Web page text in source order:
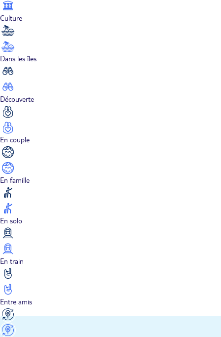
Culture
Dans les îles
Découverte
En couple
En famille
En solo
En train
Entre amis